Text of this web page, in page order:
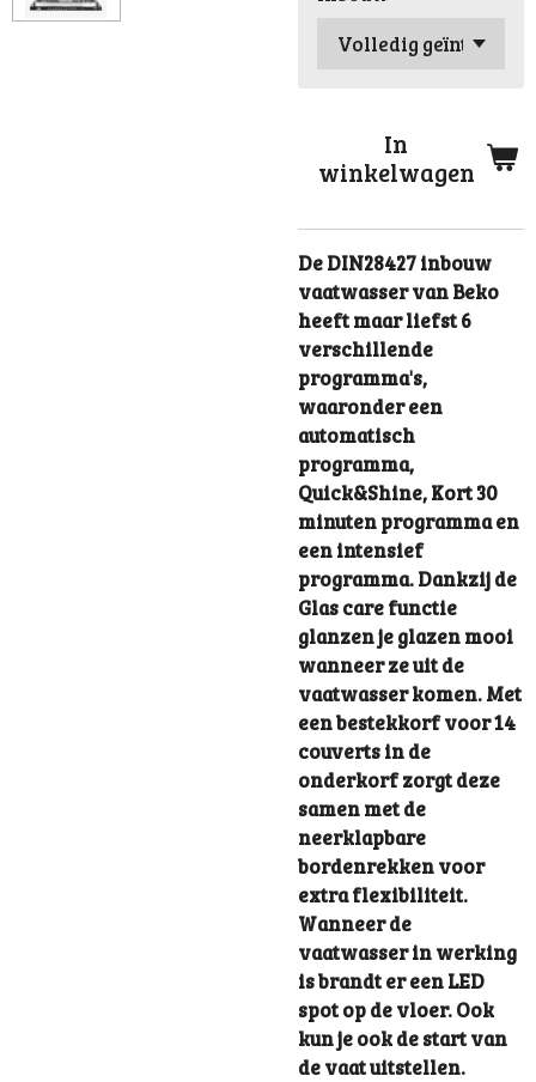
In
winkelwagen
De DIN28427 inbouw
vaatwasser van Beko
heeft maar liefst 6
verschillende
programma's,
waaronder een
automatisch
programma,
Quick&Shine, Kort 30
minuten programma en
een intensief
programma. Dankzij de
Glas care functie
glanzen je glazen mooi
wanneer ze uit de
vaatwasser komen. Met
een bestekkorf voor 14
couverts in de
onderkorf zorgt deze
samen met de
neerklapbare
bordenrekken voor
extra flexibiliteit.
Wanneer de
vaatwasser in werking
is brandt er een LED
spot op de vloer. Ook
kun je ook de start van
de vaat uitstellen.